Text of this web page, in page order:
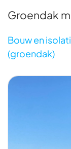
Groendak
Bouw en
(groendak)